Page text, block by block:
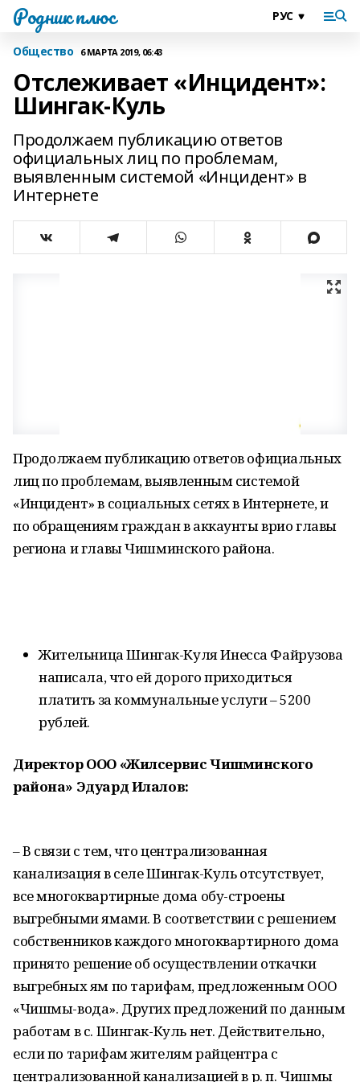
Родник плюс
Общество 6 МАРТА 2019, 06:43
Отслеживает «Инцидент»:
Шингак-Куль
Продолжаем публикацию ответов
официальных лиц по проблемам,
выявленным системой «Инцидент» в
Интернете
Продолжаем публикацию ответов официальных
лиц по проблемам, выявленным системой
«Инцидент» в социальных сетях в Интернете, и
по обращениям граждан в аккаунты врио главы
региона и главы Чишминского района.
Жительница Шингак-Куля Инесса Файрузова
написала, что ей дорого приходиться
платить за коммунальные услуги – 5200
рублей.
Директор ООО «Жилсервис Чишминского
района» Эдуард Илалов:
– В связи с тем, что централизованная
канализация в селе Шингак-Куль отсутствует,
все многоквартирные дома обу-строены
выгребными ямами. В соответствии с решением
собственников каждого многоквартирного дома
принято решение об осуществлении откачки
выгребных ям по тарифам, предложенным ООО
«Чишмы-вода». Других предложений по данным
работам в с. Шингак-Куль нет. Действительно,
если по тарифам жителям райцентра с
централизованной канализацией в р. п. Чишмы